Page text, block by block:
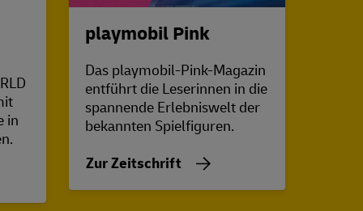
in
playmobil Pink
Das playmobil-Pink-Magazin
entführt die Leserinnen in die
spannende Erlebniswelt der
bekannten Spielfiguren.
Zur Zeitschrift